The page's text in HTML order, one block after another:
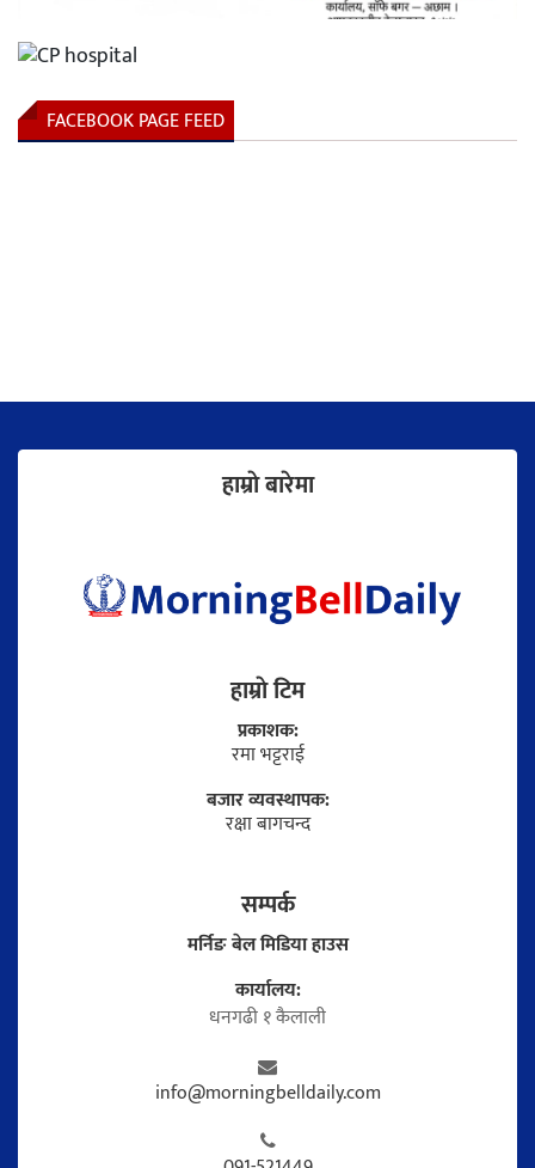
FACEBOOK PAGE FEED
हाम्राे बारेमा
हाम्राे टिम
प्रकाशक:
रमा भट्टराई
बजार व्यवस्थापक:
रक्षा बागचन्द
सम्पर्क
मर्निङ बेल मिडिया हाउस
कार्यालय:
धनगढी १ कैलाली
info@morningbelldaily.com